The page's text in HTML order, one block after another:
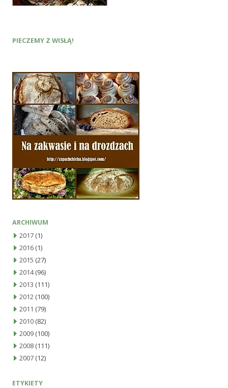
PIECZEMY Z WISŁĄ!
ARCHIWUM
2017 (1)
2016 (1)
2015 (27)
2014(96)
2013 (111)
2012 (100)
2011 (79)
2010 (82)
2009 (100)
2008 (111)
2007 (12)
ETYKIETY